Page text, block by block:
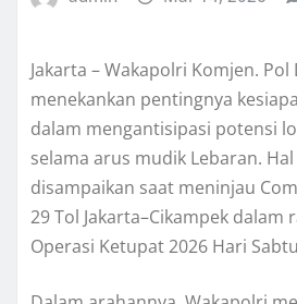
Jakarta – Wakapolri Komjen.
menekankan pentingnya
dalam mengantisipasi potensi
selama arus mudik Lebaran.
disampaikan saat meninjau
29 Tol Jakarta–Cikampek dalam
Operasi Ketupat 2026 Hari